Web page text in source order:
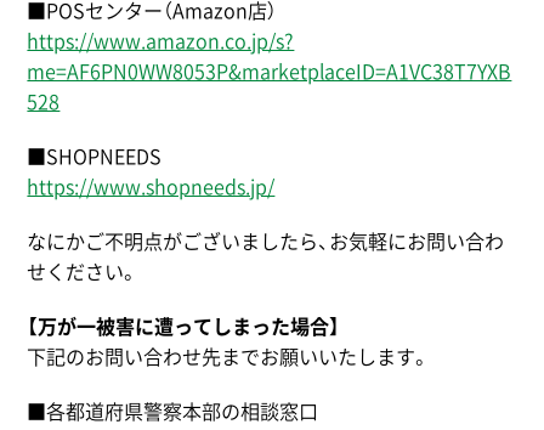
■POSセンター（Amazon店）
https://www.amazon.co.jp/s?
me=AF6PN0WW8053P&marketplaceID=A1VC38T7YXB
528
■SHOPNEEDS
https://www.shopneeds.jp/
なにかご不明点がございましたら、お気軽にお問い合わ
せください。
【万が一被害に遭ってしまった場合】
下記のお問い合わせ先までお願いいたします。
■各都道府県警察本部の相談窓口